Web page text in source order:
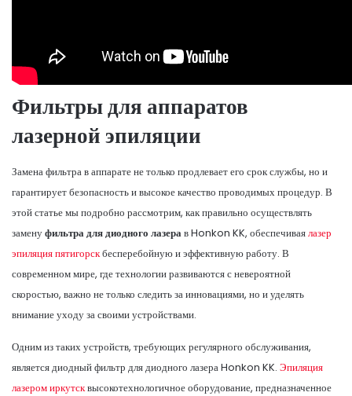
Фильтры для аппаратов
лазерной эпиляции
Замена фильтра в аппарате не только продлевает его срок службы, но и
гарантирует безопасность и высокое качество проводимых процедур. В
этой статье мы подробно рассмотрим, как правильно осуществлять
заменуфильтра для диодного лазерав Honkon KK, обеспечиваялазер
эпиляция пятигорскбесперебойную и эффективную работу. В
современном мире, где технологии развиваются с невероятной
скоростью, важно не только следить за инновациями, но и уделять
внимание уходу за своими устройствами.
Одним из таких устройств, требующих регулярного обслуживания,
является диодный фильтр для диодного лазера Honkon KK. Эпиляция
лазером иркутсквысокотехнологичное оборудование, предназначенное